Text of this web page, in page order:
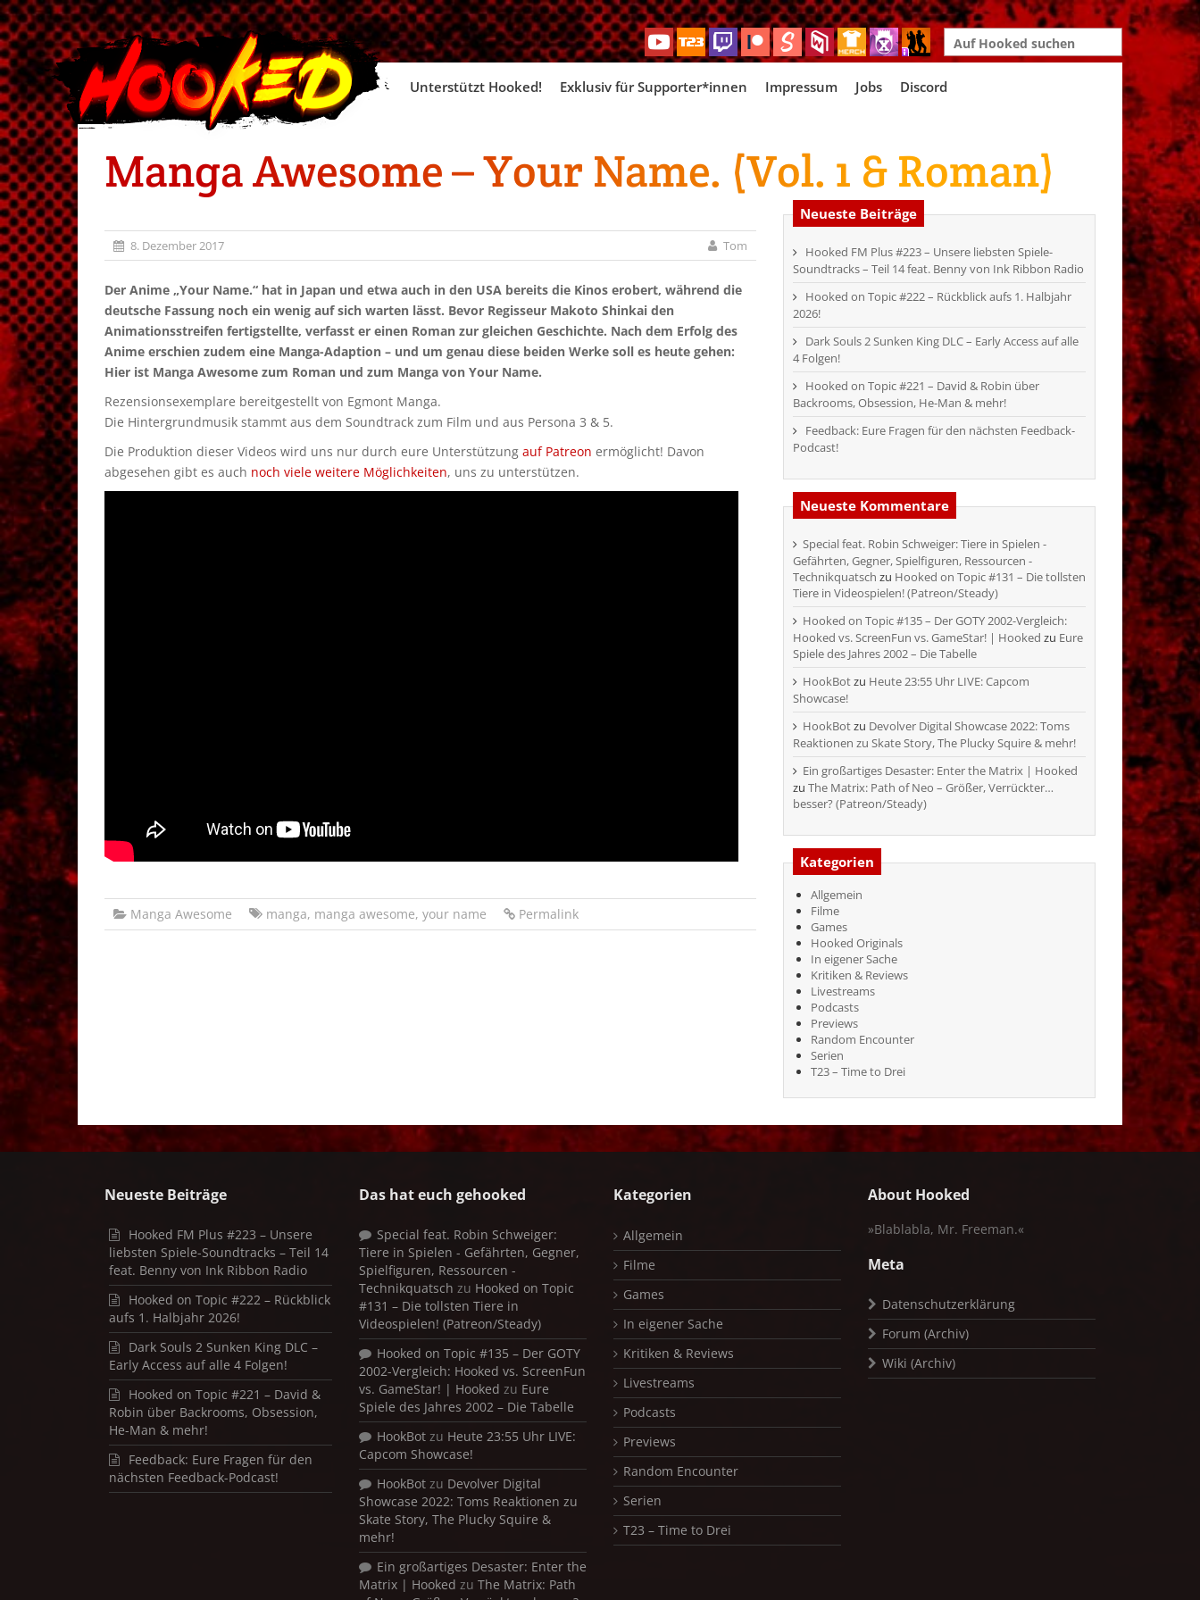
Search
for:
Skip
Unterstützt Hooked! Exklusiv für Supporter*innen Impressum Jobs Discord
Manga Awesome – Your Name. (Vol. 1 & Roman)
8. Dezember 2017 Tom
Der Anime „Your Name.“ hat in Japan und etwa auch in den USA bereits die Kinos erobert, während die
deutsche Fassung noch ein wenig auf sich warten lässt. Bevor Regisseur Makoto Shinkai den
Animationsstreifen fertigstellte, verfasst er einen Roman zur gleichen Geschichte. Nach dem Erfolg des
Anime erschien zudem eine Manga-Adaption – und um genau diese beiden Werke soll es heute gehen:
Hier ist Manga Awesome zum Roman und zum Manga von Your Name.
Rezensionsexemplare bereitgestellt von Egmont Manga.
Die Hintergrundmusik stammt aus dem Soundtrack zum Film und aus Persona 3 & 5.
Die Produktion dieser Videos wird uns nur durch eure Unterstützung auf Patreon ermöglicht! Davon
abgesehen gibt es auch noch viele weitere Möglichkeiten, uns zu unterstützen.
Manga Awesome manga, manga awesome, your name Permalink
Neueste Beiträge
Hooked FM Plus #223 – Unsere liebsten Spiele-
Soundtracks – Teil 14 feat. Benny von Ink Ribbon Radio
Hooked on Topic #222 – Rückblick aufs 1. Halbjahr
2026!
Dark Souls 2 Sunken King DLC – Early Access auf alle
4 Folgen!
Hooked on Topic #221 – David & Robin über
Backrooms, Obsession, He-Man & mehr!
Feedback: Eure Fragen für den nächsten Feedback-
Podcast!
Neueste Kommentare
Special feat. Robin Schweiger: Tiere in Spielen -
Gefährten, Gegner, Spielfiguren, Ressourcen -
Technikquatsch zu Hooked on Topic #131 – Die tollsten
Tiere in Videospielen! (Patreon/Steady)
Hooked on Topic #135 – Der GOTY 2002-Vergleich:
Hooked vs. ScreenFun vs. GameStar! | Hooked zu Eure
Spiele des Jahres 2002 – Die Tabelle
HookBotzu Heute 23:55 Uhr LIVE: Capcom
Showcase!
HookBotzu Devolver Digital Showcase 2022: Toms
Reaktionen zu Skate Story, The Plucky Squire & mehr!
Ein großartiges Desaster: Enter the Matrix | Hooked
zu The Matrix: Path of Neo – Größer, Verrückter…
besser? (Patreon/Steady)
Kategorien
Allgemein
Filme
Games
Hooked Originals
In eigener Sache
Kritiken & Reviews
Livestreams
Podcasts
Previews
Random Encounter
Serien
T23 – Time to Drei
Neueste Beiträge
Hooked FM Plus #223 – Unsere
liebsten Spiele-Soundtracks – Teil 14
feat. Benny von Ink Ribbon Radio
Hooked on Topic #222 – Rückblick
aufs 1. Halbjahr 2026!
Dark Souls 2 Sunken King DLC –
Early Access auf alle 4 Folgen!
Hooked on Topic #221 – David &
Robin über Backrooms, Obsession,
He-Man & mehr!
Feedback: Eure Fragen für den
nächsten Feedback-Podcast!
Das hat euch gehooked
Special feat. Robin Schweiger:
Tiere in Spielen - Gefährten, Gegner,
Spielfiguren, Ressourcen -
Technikquatsch zu Hooked on Topic
#131 – Die tollsten Tiere in
Videospielen! (Patreon/Steady)
Hooked on Topic #135 – Der GOTY
2002-Vergleich: Hooked vs. ScreenFun
vs. GameStar! | Hooked zu Eure
Spiele des Jahres 2002 – Die Tabelle
HookBot zu Heute 23:55 Uhr LIVE:
Capcom Showcase!
HookBot zu Devolver Digital
Showcase 2022: Toms Reaktionen zu
Skate Story, The Plucky Squire &
mehr!
Ein großartiges Desaster: Enter the
Matrix | Hooked zu The Matrix: Path
Kategorien
Allgemein
Filme
Games
In eigener Sache
Kritiken & Reviews
Livestreams
Podcasts
Previews
Random Encounter
Serien
T23 – Time to Drei
About Hooked
»Blablabla, Mr. Freeman.«
Meta
Datenschutzerklärung
Forum (Archiv)
Wiki (Archiv)